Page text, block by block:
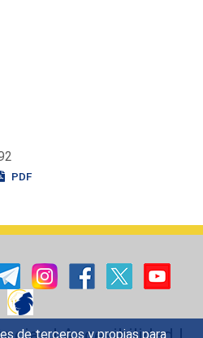
de terceros y propias para
PDF